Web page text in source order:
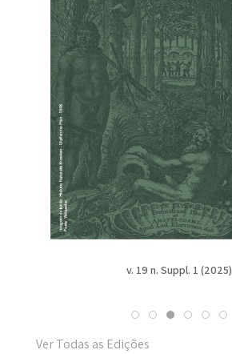
v. 19 n. Suppl. 1 (2025)
Ver Todas as Edições